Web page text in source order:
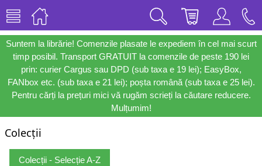
Suntem la librărie! Comenzile plasate le expediem în cel mai scurt
timp posibil. Transport GRATUIT la comenzile de peste 190 lei
prin: curier Cargus sau DPD (sub taxa e 19 lei); EasyBox,
FANbox etc. (sub taxa e 21 lei); poșta română (sub taxa e 25 lei).
Pentru cărți la prețuri mici vă rugăm scrieți la căutare reducere.
Mulțumim!
Colecții
Colecții - Selecție A-Z